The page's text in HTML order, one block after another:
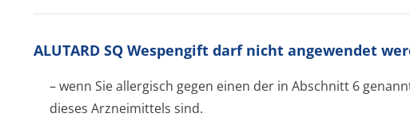
ALUTARD SQ Wespengift darf nicht angewendet
– wenn Sie allergisch gegen einen der in Abschnitt 6
dieses Arzneimittels sind.